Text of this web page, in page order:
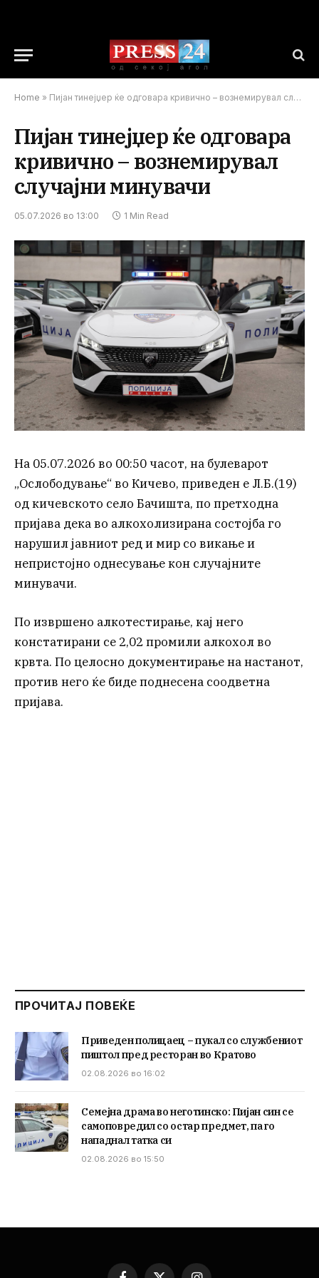
Home » Пијан тинејџер ќе одговара кривично – вознемирувал случајни минувачи
Пијан тинејџер ќе одговара
кривично – вознемирувал
случајни минувачи
05.07.2026 во 13:00 1 Min Read
На 05.07.2026 во 00:50 часот, на булеварот
„Ослободување“ во Кичево, приведен е Л.Б.(19)
од кичевското село Бачишта, по претходна
пријава дека во алкохолизирана состојба го
нарушил јавниот ред и мир со викање и
непристојно однесување кон случајните
минувачи.
По извршено алкотестирање, кај него
констатирани се 2,02 промили алкохол во
крвта. По целосно документирање на настанот,
против него ќе биде поднесена соодветна
пријава.
ПРОЧИТАЈ ПОВЕЌЕ
Приведен полицаец – пукал со службениот
пиштол пред ресторан во Кратово
02.08.2026 во 16:02
Семејна драма во неготинско: Пијан син се
самоповредил со остар предмет, па го
нападнал татка си
02.08.2026 во 15:50